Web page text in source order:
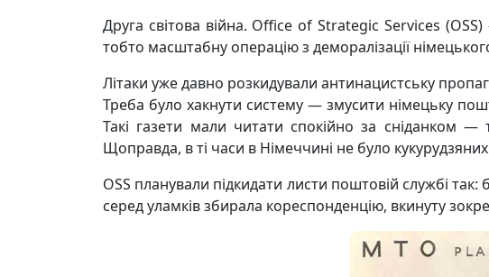
Друга світова війна. Office of Strategic Services
тобто масштабну операцію з деморалізації
Літаки уже давно розкидували антинацистську
Треба було хакнути систему — змусити німецьку
Такі газети мали читати спокійно за сніданком
Щоправда, в ті часи в Німеччині не було
OSS планували підкидати листи поштовій службі
серед уламків збирала кореспонденцію, вкинуту